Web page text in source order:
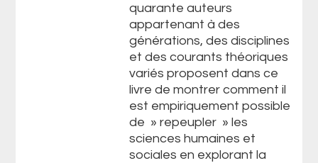
quarante auteurs
appartenant à des
générations, des disciplines
et des courants théoriques
variés proposent dans ce
livre de montrer comment il
est empiriquement possible
de » repeupler » les
sciences humaines et
sociales en explorant la